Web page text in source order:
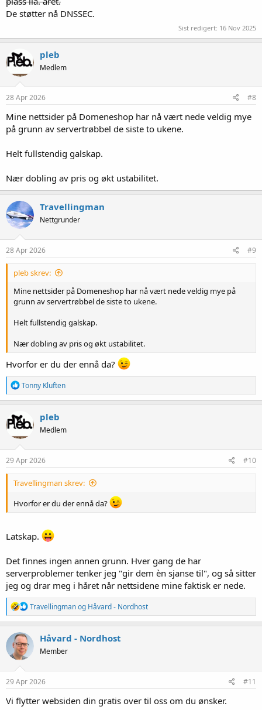
De støtter nå DNSSEC.
Sist redigert: 16 Nov 2025
pleb
Medlem
28 Apr 2026 #8
Mine nettsider på Domeneshop har nå vært nede veldig mye
på grunn av servertrøbbel de siste to ukene.
Helt fullstendig galskap.
Nær dobling av pris og økt ustabilitet.
Travellingman
Nettgrunder
28 Apr 2026 #9
pleb skrev:
Mine nettsider på Domeneshop har nå vært nede veldig mye på
grunn av servertrøbbel de siste to ukene.
Helt fullstendig galskap.
Nær dobling av pris og økt ustabilitet.
Hvorfor er du der ennå da?
R
e
a
s
j
o
n
e
Tonny Kluften
pleb
Medlem
29 Apr 2026 #10
Travellingman skrev:
Hvorfor er du der ennå da?
Latskap.
Det finnes ingen annen grunn. Hver gang de har
serverproblemer tenker jeg "gir dem èn sjanse til", og så sitter
jeg og drar meg i håret når nettsidene mine faktisk er nede.
R
e
a
s
n
e
:
Travellingmanog Håvard - Nordhost
Håvard - Nordhost
Member
29 Apr 2026 #11
Vi flytter websiden din gratis over til oss om du ønsker.